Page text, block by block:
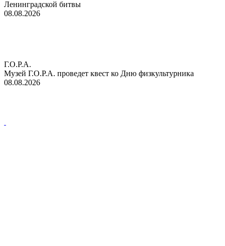
Ленинградской битвы
08.08.2026
Г.О.Р.А.
Музей Г.О.Р.А. проведет квест ко Дню физкультурника
08.08.2026